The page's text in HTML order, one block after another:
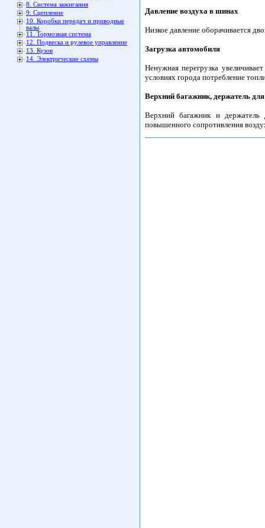
8. Система зажигания
9. Сцепление
10. Коробки передач и приводные
валы
11. Тормозная система
12. Подвеска и рулевое управление
13. Кузов
14. Электрические схемы
Давление воздуха в шинах
Низкое давление оборачивается
Загрузка автомобиля
Ненужная перегрузка
условиях города потребление
Верхний багажник, держатель
Верхний багажник и
повышенного сопротивления